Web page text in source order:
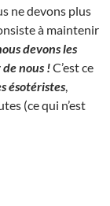
ne devons plus
à maintenir
devons les
nous !C’est ce
ésotéristes
(ce qui n’est